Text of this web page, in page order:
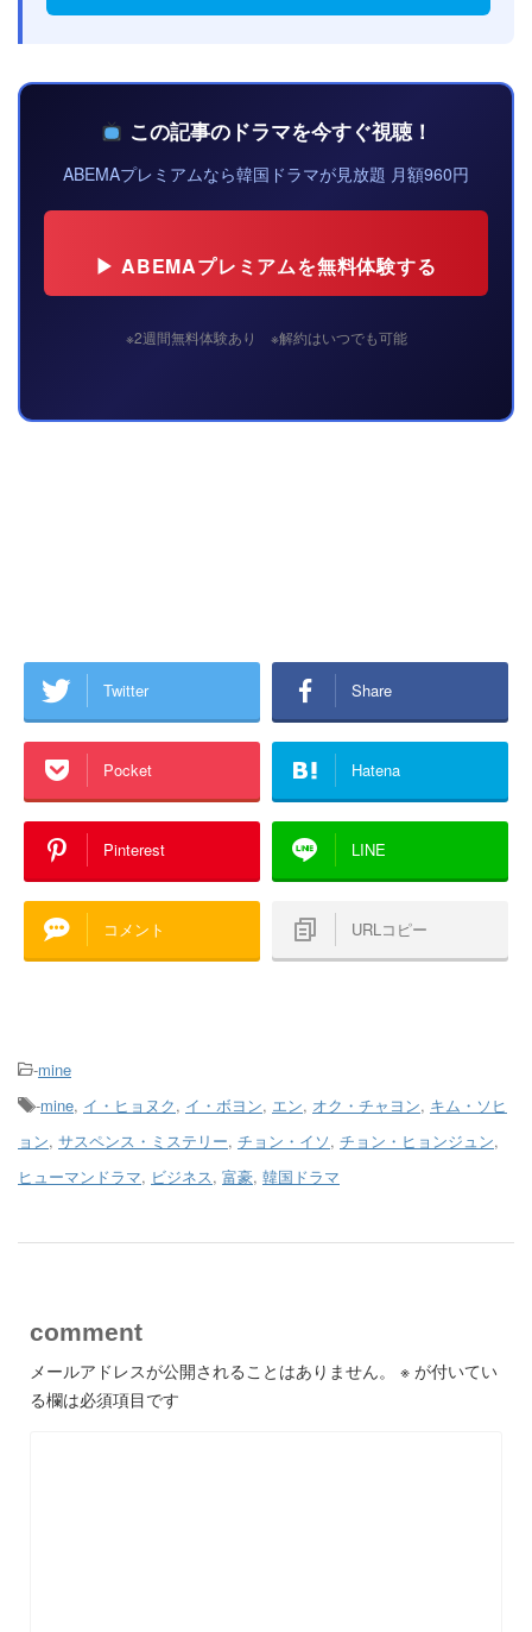
この記事のドラマを今すぐ視聴！
ABEMAプレミアムなら韓国ドラマが見放題 月額960円
▶ ABEMAプレミアムを無料体験する
※2週間無料体験あり ※解約はいつでも可能
Twitter Share
Pocket Hatena
Pinterest LINE
コメント URLコピー
-mine
-mine, イ・ヒョヌク, イ・ボヨン, エン, オク・チャヨン, キム・ソヒ
ョン, サスペンス・ミステリー, チョン・イソ, チョン・ヒョンジュン,
ヒューマンドラマ, ビジネス, 富豪, 韓国ドラマ
comment
メールアドレスが公開されることはありません。 ※ が付いてい
る欄は必須項目です